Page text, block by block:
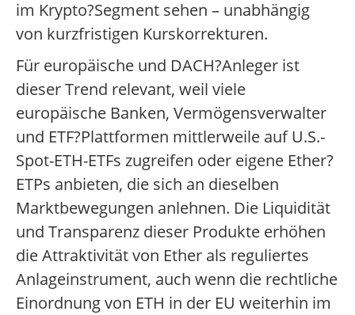
im Krypto?Segment sehen – unabhängig
von kurzfristigen Kurskorrekturen.
Für europäische und DACH?Anleger ist
dieser Trend relevant, weil viele
europäische Banken, Vermögensverwalter
und ETF?Plattformen mittlerweile auf U.S.-
Spot-ETH-ETFs zugreifen oder eigene Ether?
ETPs anbieten, die sich an dieselben
Marktbewegungen anlehnen. Die Liquidität
und Transparenz dieser Produkte erhöhen
die Attraktivität von Ether als reguliertes
Anlageinstrument, auch wenn die rechtliche
Einordnung von ETH in der EU weiterhin im